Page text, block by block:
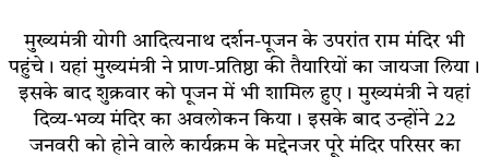
मुख्यमंत्री योगी आदित्यनाथ दर्शन-पूजन के उपरांत राम मंदिर भी
पहुंचे। यहां मुख्यमंत्री ने प्राण-प्रतिष्ठा की तैयारियों का जायजा लिया।
इसके बाद शुक्रवार को पूजन में भी शामिल हुए। मुख्यमंत्री ने यहां
दिव्य-भव्य मंदिर का अवलोकन किया। इसके बाद उन्होंने 22
जनवरी को होने वाले कार्यक्रम के मद्देनजर पूरे मंदिर परिसर का